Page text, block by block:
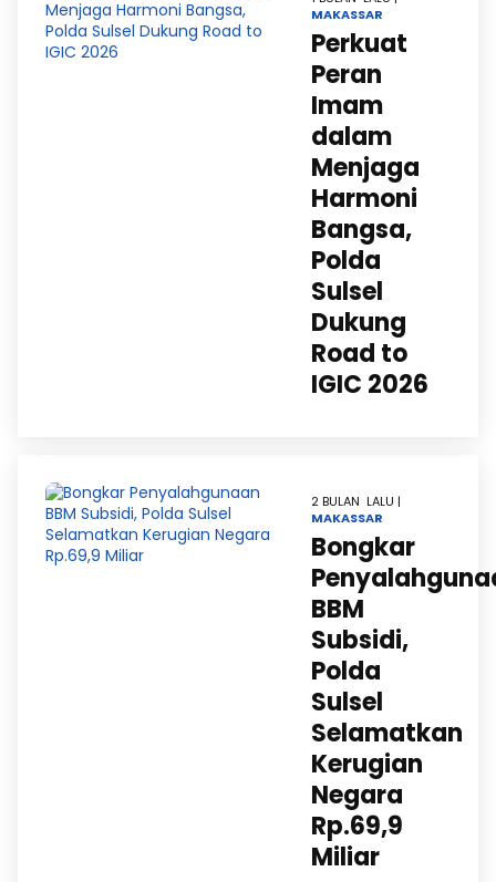
MAKASSAR
Perkuat
Peran
Imam
dalam
Menjaga
Harmoni
Bangsa,
Polda
Sulsel
Dukung
Road to
IGIC 2026
2 BULAN LALU |
MAKASSAR
Bongkar
BBM
Subsidi,
Polda
Sulsel
Selamatkan
Kerugian
Negara
Rp.69,9
Miliar